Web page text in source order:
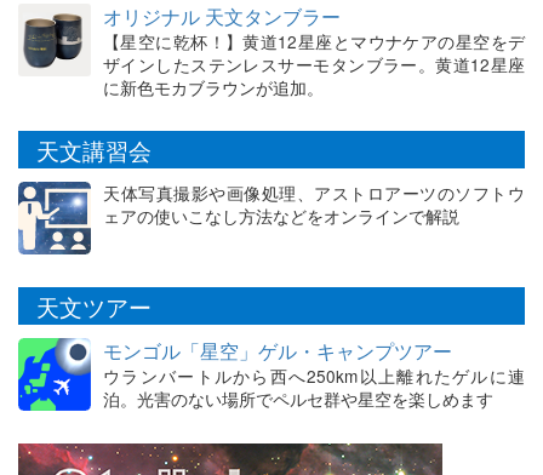
オリジナル 天文タンブラー
【星空に乾杯！】黄道12星座とマウナケアの星空をデ
ザインしたステンレスサーモタンブラー。黄道12星座
に新色モカブラウンが追加。
天文講習会
天体写真撮影や画像処理、アストロアーツのソフトウ
ェアの使いこなし方法などをオンラインで解説
天文ツアー
モンゴル「星空」ゲル・キャンプツアー
ウランバートルから西へ250km以上離れたゲルに連
泊。光害のない場所でペルセ群や星空を楽しめます